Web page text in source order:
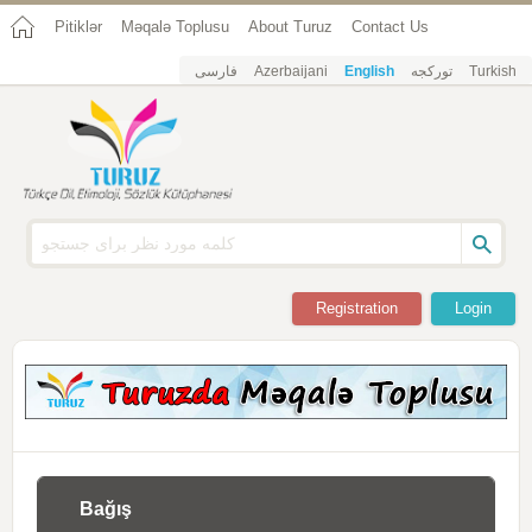
Pitiklər Məqalə Toplusu About Turuz Contact Us
فارسی Azerbaijani English تورکجه Turkish
Login
Registration
Bağış